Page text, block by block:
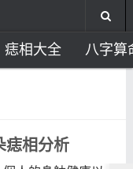
痣相大全 八字算
痣相分析